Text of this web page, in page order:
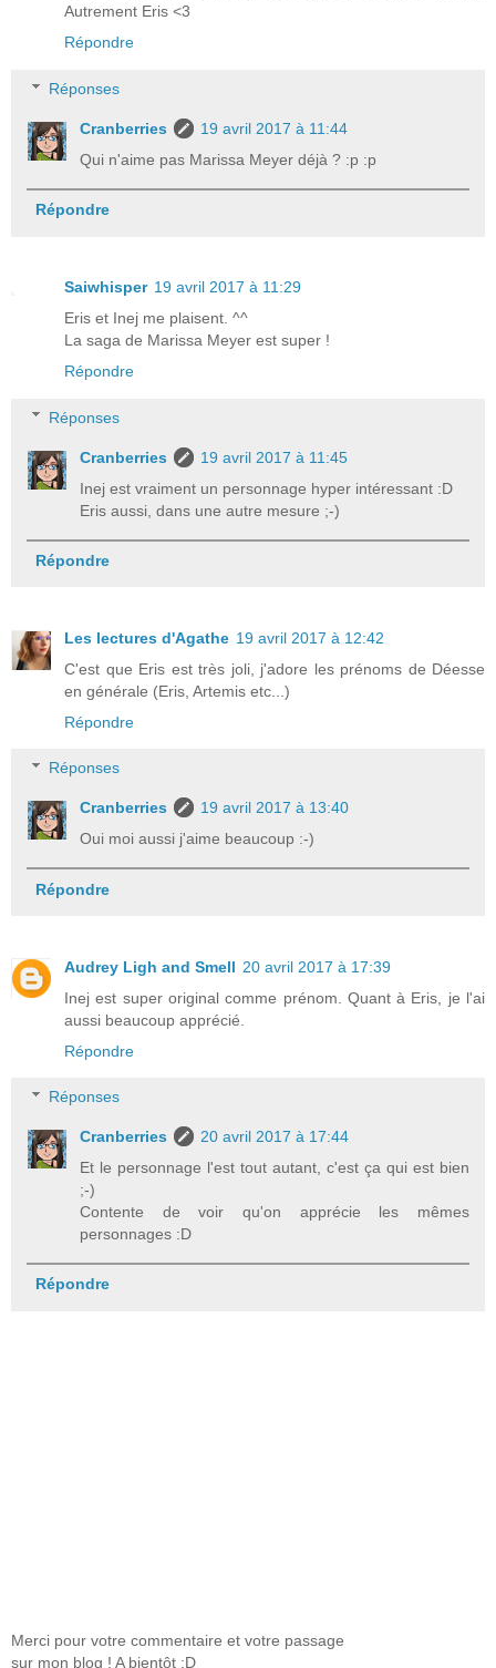
Autrement Eris <3
Répondre
Réponses
Cranberries
19 avril 2017 à 11:44
Qui n'aime pas Marissa Meyer déjà ? :p :p
Répondre
Saiwhisper 19 avril 2017 à 11:29
Eris et Inej me plaisent. ^^
La saga de Marissa Meyer est super !
Répondre
Réponses
Cranberries
19 avril 2017 à 11:45
Inej est vraiment un personnage hyper intéressant :D
Eris aussi, dans une autre mesure ;-)
Répondre
Les lectures d'Agathe 19 avril 2017 à 12:42
C'est que Eris est très joli, j'adore les prénoms de Déesse
en générale (Eris, Artemis etc...)
Répondre
Réponses
Cranberries
19 avril 2017 à 13:40
Oui moi aussi j'aime beaucoup :-)
Répondre
Audrey Ligh and Smell 20 avril 2017 à 17:39
Inej est super original comme prénom. Quant à Eris, je l'ai
aussi beaucoup apprécié.
Répondre
Réponses
Cranberries
20 avril 2017 à 17:44
Et le personnage l'est tout autant, c'est ça qui est bien
;-)
Contente de voir qu'on apprécie les mêmes
personnages :D
Répondre
Merci pour votre commentaire et votre passage
sur mon blog ! A bientôt :D